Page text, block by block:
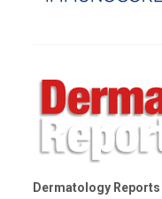
Dermatology Reports